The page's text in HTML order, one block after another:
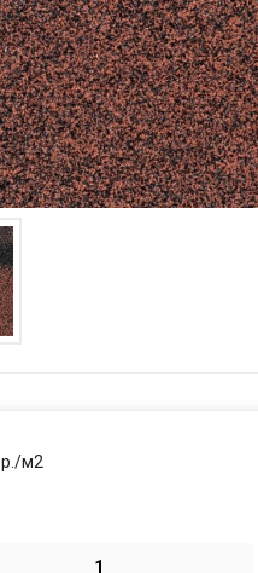
GPS координаты проезда к
складу:
90123
р./м2